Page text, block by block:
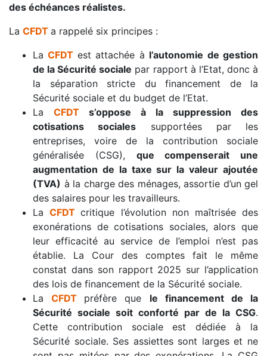
des échéances réalistes.
La CFDT a rappelé six principes :
LaCFDT est attachée à l’autonomie de gestion
de la Sécurité sociale par rapport à l’Etat, donc à
la séparation stricte du financement de la
Sécurité sociale et du budget de l’Etat.
La CFDT s’oppose à la suppression des
cotisations sociales supportées par les
entreprises, voire de la contribution sociale
généralisée (CSG), que compenserait une
augmentation de la taxe sur la valeur ajoutée
(TVA) à la charge des ménages, assortie d’un gel
des salaires pour les travailleurs.
LaCFDT critique l’évolution non maîtrisée des
exonérations de cotisations sociales, alors que
leur efficacité au service de l’emploi n’est pas
établie. La Cour des comptes fait le même
constat dans son rapport 2025 sur l’application
des lois de financement de la Sécurité sociale.
LaCFDT préfère que le financement de la
Sécurité sociale soit conforté par de la CSG.
Cette contribution sociale est dédiée à la
Sécurité sociale. Ses assiettes sont larges et ne